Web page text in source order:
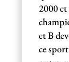
2000
et B
ce